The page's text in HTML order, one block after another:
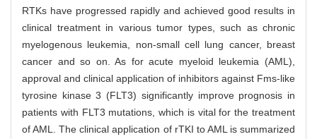
RTKs have progressed rapidly and achieved good results in
clinical treatment in various tumor types, such as chronic
myelogenous leukemia, non-small cell lung cancer, breast
cancer and so on. As for acute myeloid leukemia (AML),
approval and clinical application of inhibitors against Fms-like
tyrosine kinase 3 (FLT3) significantly improve prognosis in
patients with FLT3 mutations, which is vital for the treatment
of AML. The clinical application of rTKI to AML is summarized